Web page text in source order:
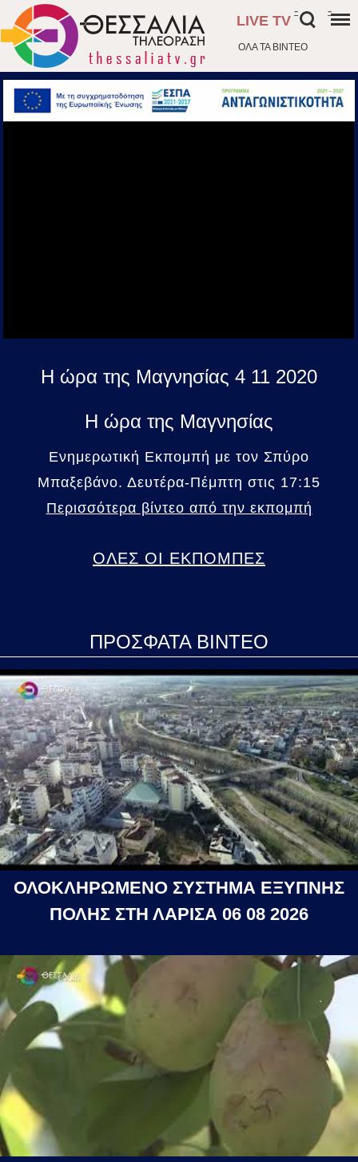
ΟΛΑ ΤΑ ΒΙΝΤΕΟ
LIVE TV
- -
Η ώρα της Μαγνησίας 4 11 2020
Η ώρα της Μαγνησίας
Ενημερωτική Εκπομπή με τον Σπύρο
Μπαξεβάνο. Δευτέρα-Πέμπτη στις 17:15
Περισσότερα βίντεο από την εκπομπή
ΟΛΕΣ ΟΙ ΕΚΠΟΜΠΕΣ
ΠΡΟΣΦΑΤΑ ΒΙΝΤΕΟ
ΟΛΟΚΛΗΡΩΜΕΝΟ ΣΥΣΤΗΜΑ ΕΞΥΠΝΗΣ
ΠΟΛΗΣ ΣΤΗ ΛΑΡΙΣΑ 06 08 2026